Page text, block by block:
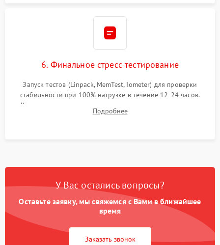
6. Финальное стресс-тестирование
Запуск тестов (Linpack, MemTest, Iometer) для проверки
стабильности при 100% нагрузке в течение 12-24 часов.
Контроль температурных режимов, проверка отсутствия
троттлинга и подготовка сервера к выдаче.
Подробнее
У Вас остались вопросы?
Оставьте заявку, мы свяжемся с Вами в ближайшее
время
Заказать звонок